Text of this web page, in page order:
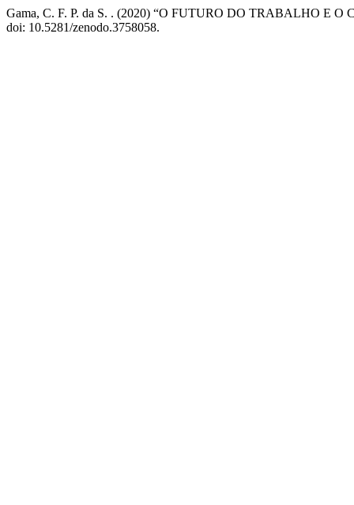
Gama, C. F. P. da S. . (2020) “O FUTURO DO TRABALHO E O
doi: 10.5281/zenodo.3758058.